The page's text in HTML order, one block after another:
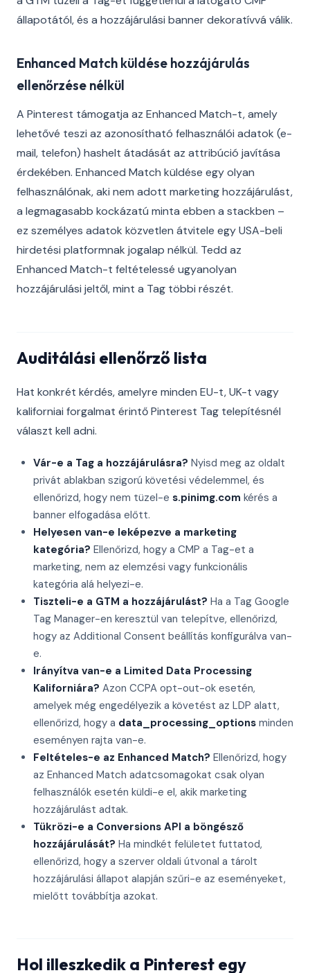
állapotától, és a hozzájárulási banner dekoratívvá válik.
Enhanced Match küldése hozzájárulás
ellenőrzése nélkül
A Pinterest támogatja az Enhanced Match-t, amely
lehetővé teszi az azonosítható felhasználói adatok (e-
mail, telefon) hashelt átadását az attribúció javítása
érdekében. Enhanced Match küldése egy olyan
felhasználónak, aki nem adott marketing hozzájárulást,
a legmagasabb kockázatú minta ebben a stackben –
ez személyes adatok közvetlen átvitele egy USA-beli
hirdetési platformnak jogalap nélkül. Tedd az
Enhanced Match-t feltételessé ugyanolyan
hozzájárulási jeltől, mint a Tag többi részét.
Auditálási ellenőrző lista
Hat konkrét kérdés, amelyre minden EU-t, UK-t vagy
kaliforniai forgalmat érintő Pinterest Tag telepítésnél
választ kell adni.
Vár-e a Tag a hozzájárulásra? Nyisd meg az oldalt
privát ablakban szigorú követési védelemmel, és
ellenőrizd, hogy nem tüzel-e s.pinimg.com kérés a
banner elfogadása előtt.
Helyesen van-e leképezve a marketing
kategória? Ellenőrizd, hogy a CMP a Tag-et a
marketing, nem az elemzési vagy funkcionális
kategória alá helyezi-e.
Tiszteli-e a GTM a hozzájárulást? Ha a Tag Google
Tag Manager-en keresztül van telepítve, ellenőrizd,
hogy az Additional Consent beállítás konfigurálva van-
e.
Irányítva van-e a Limited Data Processing
Kaliforniára? Azon CCPA opt-out-ok esetén,
amelyek még engedélyezik a követést az LDP alatt,
ellenőrizd, hogy a data_processing_options minden
eseményen rajta van-e.
Feltételes-e az Enhanced Match? Ellenőrizd, hogy
az Enhanced Match adatcsomagokat csak olyan
felhasználók esetén küldi-e el, akik marketing
hozzájárulást adtak.
Tükrözi-e a Conversions API a böngésző
hozzájárulását? Ha mindkét felületet futtatod,
ellenőrizd, hogy a szerver oldali útvonal a tárolt
hozzájárulási állapot alapján szűri-e az eseményeket,
mielőtt továbbítja azokat.
Hol illeszkedik a Pinterest egy